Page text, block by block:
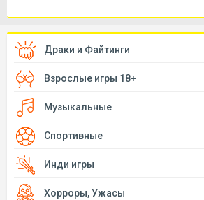
Драки и Файтинги
Взрослые игры 18+
Музыкальные
Спортивные
Инди игры
Хорроры, Ужасы